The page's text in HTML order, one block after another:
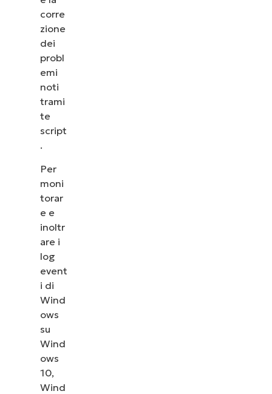
corre
zione
dei
probl
emi
noti
trami
te
script
.
Per
moni
torar
e e
inoltr
are i
log
event
i di
Wind
ows
su
Wind
ows
10,
Wind
vedere come NinjaOne semplifica attività IT come
la gestione degli endpoint, il patching, l’MDM, il